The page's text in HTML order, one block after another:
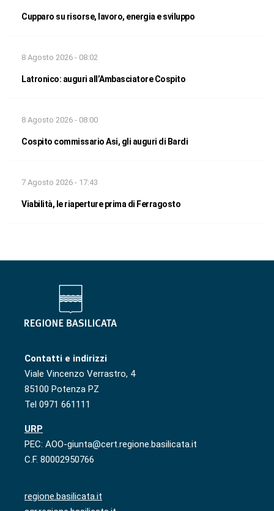
Cupparo su risorse, lavoro, energia e sviluppo
8 Agosto 2026 - 08:02
Latronico: auguri all’Ambasciatore Cospito
8 Agosto 2026 - 08:00
Cospito commissario Asi, gli auguri di Bardi
7 Agosto 2026 - 17:43
Viabilità, le riaperture prima di Ferragosto
Contatti e indirizzi
Viale Vincenzo Verrastro, 4
85100 Potenza PZ
Tel 0971 661111
URP
PEC: AOO-giunta@cert.regione.basilicata.it
C.F. 80002950766
regione.basilicata.it